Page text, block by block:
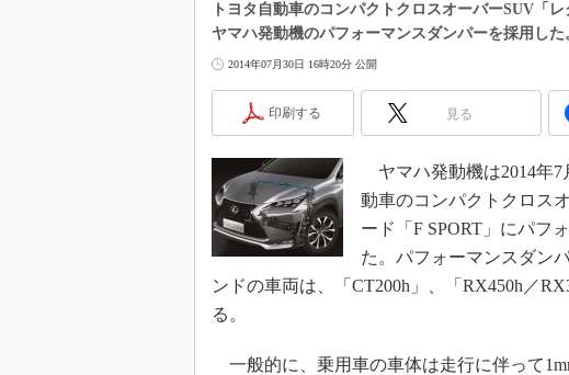
トヨタ自動車のコンパクトクロスオーバーSUV「
ヤマハ発動機のパフォーマンスダンパーを採用した
2014年07月30日 16時20分 公開
印刷する 見る
ヤマハ発動機は2014年7
動車のコンパクトクロス
ード「F SPORT」にパフ
た。パフォーマンスダン
ンドの車両は、「CT200h」、「RX450h／
る。
一般的に、乗用車の車体は走行に伴って